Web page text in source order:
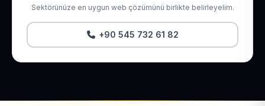
Sektörünüze en uygun web çözümünü birlikte belirleyelim.
+90 545 732 61 82